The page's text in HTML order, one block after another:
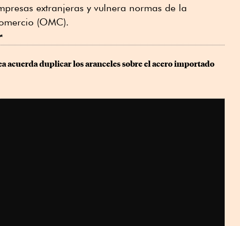
extranjeras y vulnera normas de la
(OMC).
acuerda duplicar los aranceles sobre el acero importado